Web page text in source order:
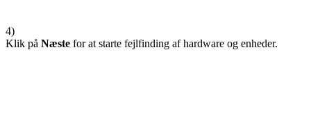
4)
Klik på Næste for at starte fejlfinding af hardware og enheder.